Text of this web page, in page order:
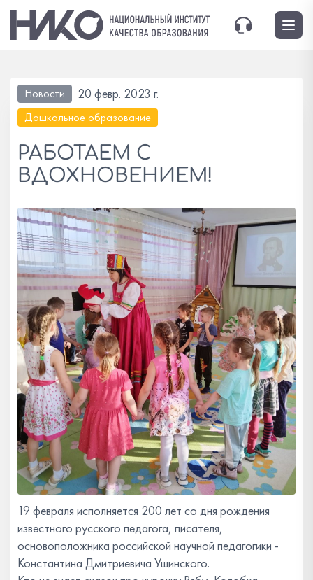
Новости 20 февр. 2023 г.
Дошкольное образование
РАБОТАЕМ С
ВДОХНОВЕНИЕМ!
19 февраля исполняется 200 лет со дня рождения
известного русского педагога, писателя,
основоположника российской научной педагогики -
Константина Дмитриевича Ушинского.